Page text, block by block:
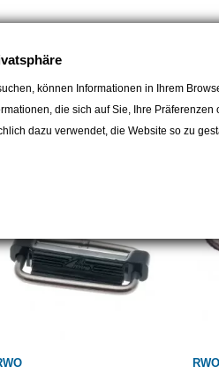
RWO
können Informationen in Ihrem
die sich auf Sie, Ihre
dazu verwendet, die Website so zu